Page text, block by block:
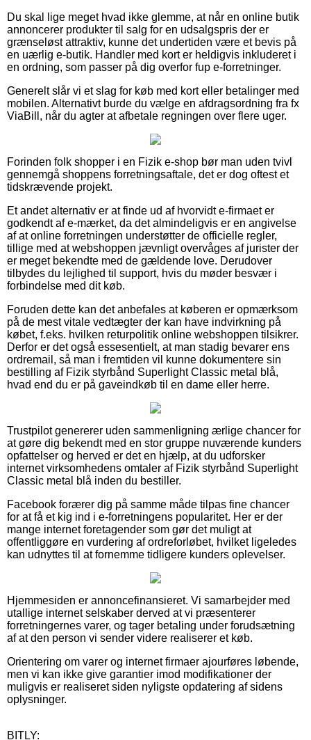
Du skal lige meget hvad ikke glemme, at når en online butik
annoncerer produkter til salg for en udsalgspris der er
grænseløst attraktiv, kunne det undertiden være et bevis på
en uærlig e-butik. Handler med kort er heldigvis inkluderet i
en ordning, som passer på dig overfor fup e-forretninger.
Generelt slår vi et slag for køb med kort eller betalinger med
mobilen. Alternativt burde du vælge en afdragsordning fra fx
ViaBill, når du agter at afbetale regningen over flere uger.
Forinden folk shopper i en Fizik e-shop bør man uden tvivl
gennemgå shoppens forretningsaftale, det er dog oftest et
tidskrævende projekt.
Et andet alternativ er at finde ud af hvorvidt e-firmaet er
godkendt af e-mærket, da det almindeligvis er en angivelse
af at online forretningen understøtter de officielle regler,
tillige med at webshoppen jævnligt overvåges af jurister der
er meget bekendte med de gældende love. Derudover
tilbydes du lejlighed til support, hvis du møder besvær i
forbindelse med dit køb.
Foruden dette kan det anbefales at køberen er opmærksom
på de mest vitale vedtægter der kan have indvirkning på
købet, f.eks. hvilken returpolitik online webshoppen tilsikrer.
Derfor er det også essesentielt, at man stadig bevarer ens
ordremail, så man i fremtiden vil kunne dokumentere sin
bestilling af Fizik styrbånd Superlight Classic metal blå,
hvad end du er på gaveindkøb til en dame eller herre.
Trustpilot genererer uden sammenligning ærlige chancer for
at gøre dig bekendt med en stor gruppe nuværende kunders
opfattelser og herved er det en hjælp, at du udforsker
internet virksomhedens omtaler af Fizik styrbånd Superlight
Classic metal blå inden du bestiller.
Facebook forærer dig på samme måde tilpas fine chancer
for at få et kig ind i e-forretningens popularitet. Her er der
mange internet foretagender som gør det muligt at
offentliggøre en vurdering af ordreforløbet, hvilket ligeledes
kan udnyttes til at fornemme tidligere kunders oplevelser.
Hjemmesiden er annoncefinansieret. Vi samarbejder med
utallige internet selskaber derved at vi præsenterer
forretningernes varer, og tager betaling under forudsætning
af at den person vi sender videre realiserer et køb.
Orientering om varer og internet firmaer ajourføres løbende,
men vi kan ikke give garantier imod modifikationer der
muligvis er realiseret siden nyligste opdatering af sidens
oplysninger.
BITLY: